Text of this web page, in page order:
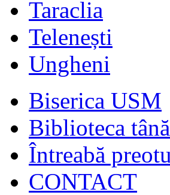
Taraclia
Telenești
Ungheni
Biserica USM
Biblioteca
Întreabă
CONTACT